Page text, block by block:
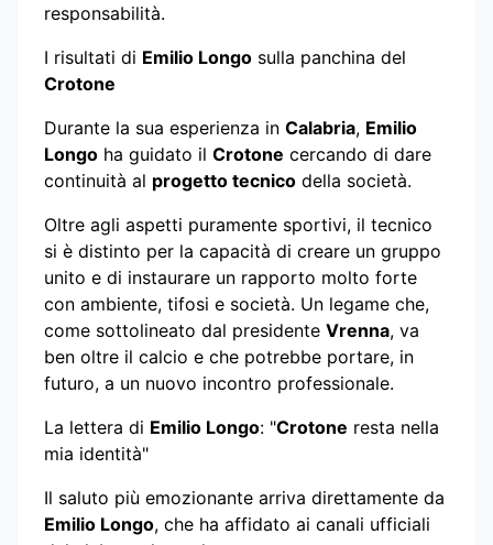
responsabilità.
I risultati di Emilio Longo sulla panchina del
Crotone
Durante la sua esperienza in Calabria, Emilio
Longo ha guidato il Crotone cercando di dare
continuità al progetto tecnico della società.
Oltre agli aspetti puramente sportivi, il tecnico
si è distinto per la capacità di creare un gruppo
unito e di instaurare un rapporto molto forte
con ambiente, tifosi e società. Un legame che,
come sottolineato dal presidente Vrenna, va
ben oltre il calcio e che potrebbe portare, in
futuro, a un nuovo incontro professionale.
La lettera di Emilio Longo: "Crotone resta nella
mia identità"
Il saluto più emozionante arriva direttamente da
Emilio Longo, che ha affidato ai canali ufficiali